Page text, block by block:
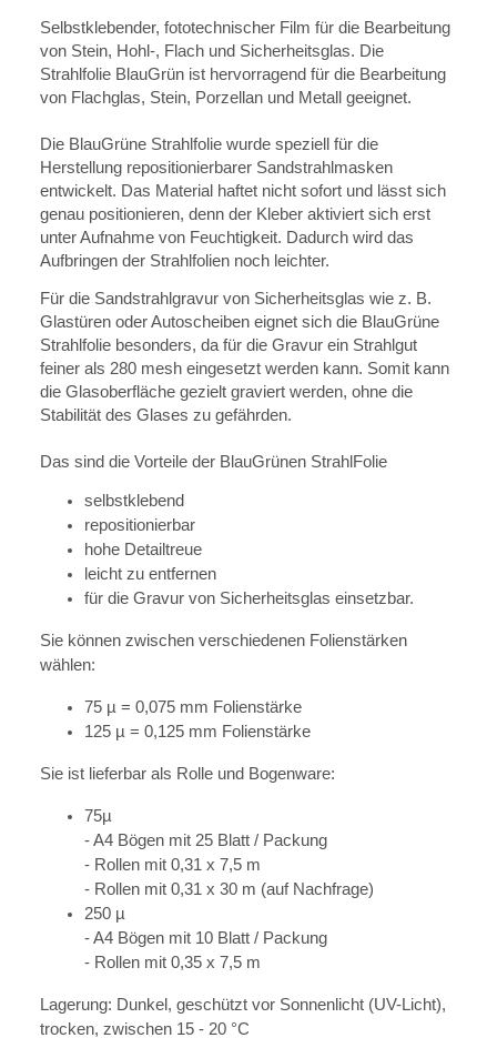
Selbstklebender, fototechnischer Film für die Bearbeitung
von Stein, Hohl-, Flach und Sicherheitsglas. Die
Strahlfolie BlauGrün ist hervorragend für die Bearbeitung
von Flachglas, Stein, Porzellan und Metall geeignet.
Die BlauGrüne Strahlfolie wurde speziell für die
Herstellung repositionierbarer Sandstrahlmasken
entwickelt. Das Material haftet nicht sofort und lässt sich
genau positionieren, denn der Kleber aktiviert sich erst
unter Aufnahme von Feuchtigkeit. Dadurch wird das
Aufbringen der Strahlfolien noch leichter.
Für die Sandstrahlgravur von Sicherheitsglas wie z. B.
Glastüren oder Autoscheiben eignet sich die BlauGrüne
Strahlfolie besonders, da für die Gravur ein Strahlgut
feiner als 280 mesh eingesetzt werden kann. Somit kann
die Glasoberfläche gezielt graviert werden, ohne die
Stabilität des Glases zu gefährden.
Das sind die Vorteile der BlauGrünen StrahlFolie
selbstklebend
repositionierbar
hohe Detailtreue
leicht zu entfernen
für die Gravur von Sicherheitsglas einsetzbar.
Sie können zwischen verschiedenen Folienstärken
wählen:
75 µ = 0,075 mm Folienstärke
125 µ = 0,125 mm Folienstärke
Sie ist lieferbar als Rolle und Bogenware:
75µ
- A4 Bögen mit 25 Blatt / Packung
- Rollen mit 0,31 x 7,5 m
- Rollen mit 0,31 x 30 m (auf Nachfrage)
250 µ
- A4 Bögen mit 10 Blatt / Packung
- Rollen mit 0,35 x 7,5 m
Lagerung: Dunkel, geschützt vor Sonnenlicht (UV-Licht),
trocken, zwischen 15 - 20 °C